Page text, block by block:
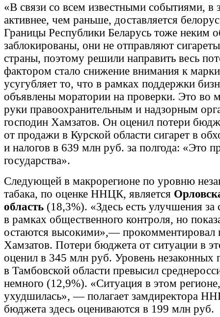
«В связи со всем известными событиями, в
активнее, чем раньше, доставляется
Границы Республики Беларусь тоже неким
заблокированы, они не отправляют
страны, поэтому решили направить весь
фактором стало снижение внимания к
усугубляет то, что в рамках поддержки
объявлены моратории на проверки. Это во
руки правоохранительным и надзорным
господин Хамзатов. Он оценил потери
от продажи в Курской области сигарет в
и налогов в 639 млн руб. за полгода: «Это
государства».
Следующей в макрорегионе по уровню
табака, по оценке ННЦК, является
область (18,3%). «Здесь есть улучшения за
в рамках общественного контроля, но
остаются высокими»,— прокомментировал
Хамзатов. Потери бюджета от ситуации в
оценил в 345 млн руб. Уровень незаконных
в Тамбовской области превысил
немного (12,9%). «Ситуация в этом
ухудшилась», — полагает замдиректора
бюджета здесь оцениваются в 199 млн руб.